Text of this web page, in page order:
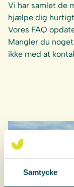
Samtycke
Vi har samlet de
hjælpe dig
Vores FAQ
Mangler du
ikke med at